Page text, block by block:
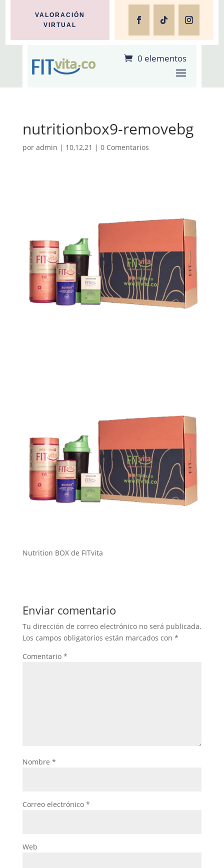
VALORACIÓN
VIRTUAL
0 elementos
nutritionbox9-removebg
por admin | 10,12,21 | 0 Comentarios
Nutrition BOX de FITvita
Enviar comentario
Tu dirección de correo electrónico no será publicada.
Los campos obligatorios están marcados con *
Comentario *
Nombre *
Correo electrónico *
Web